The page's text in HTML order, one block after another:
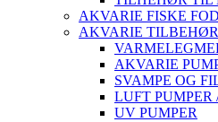
AKVARIE FISKE
AKVARIE TILBEHØR
AKVARIE
SVAMPE OG
LUFT
UV PUMPER